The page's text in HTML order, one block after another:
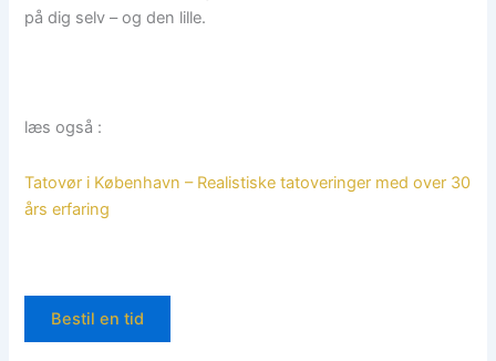
på dig selv – og den lille.
læs også :
Tatovør i København – Realistiske tatoveringer med over 30
års erfaring
Bestil en tid